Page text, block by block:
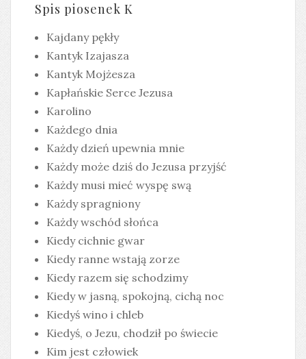
Spis piosenek K
Kajdany pękły
Kantyk Izajasza
Kantyk Mojżesza
Kapłańskie Serce Jezusa
Karolino
Każdego dnia
Każdy dzień upewnia mnie
Każdy może dziś do Jezusa przyjść
Każdy musi mieć wyspę swą
Każdy spragniony
Każdy wschód słońca
Kiedy cichnie gwar
Kiedy ranne wstają zorze
Kiedy razem się schodzimy
Kiedy w jasną, spokojną, cichą noc
Kiedyś wino i chleb
Kiedyś, o Jezu, chodził po świecie
Kim jest człowiek